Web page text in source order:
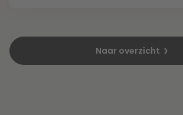
Naar overzicht